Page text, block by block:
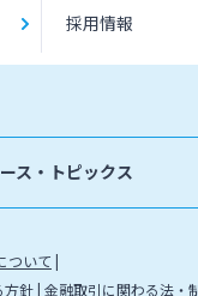
採用情報
ス・トピックス
ついて
方針 金融取引に関わる法・